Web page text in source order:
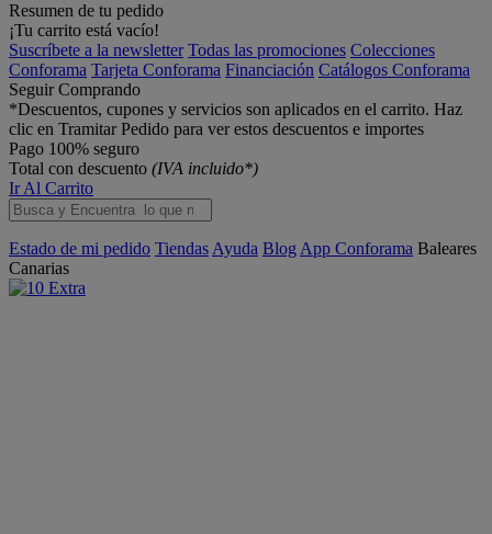
Resumen de tu pedido
¡Tu carrito está vacío!
Suscríbete a la newsletter Todas las promociones Colecciones
Conforama Tarjeta Conforama Financiación Catálogos Conforama
Seguir Comprando
*Descuentos, cupones y servicios son aplicados en el carrito. Haz
clic en Tramitar Pedido para ver estos descuentos e importes
Pago 100% seguro
Total con descuento (IVA incluido*)
Ir Al Carrito
Estado de mi pedido Tiendas Ayuda Blog App Conforama Baleares
Canarias